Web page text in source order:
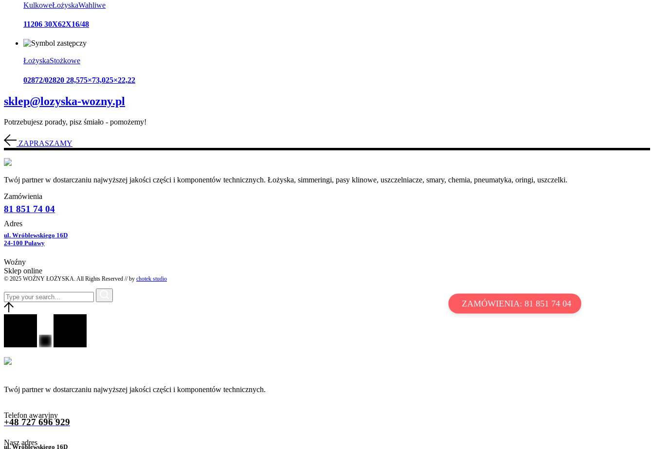
ZAMÓWIENIA: 81 851 74 04
KulkoweŁożyskaWahliwe
11206 30X62X16/48
ŁożyskaStożkowe
02872/02820 28,575×73,025×22,22
sklep@lozyska-wozny.pl
Potrzebujesz porady, pisz śmiało - pomożemy!
ZAPRASZAMY
Twój partner w dostarczaniu najwyższej jakości części i komponentów technicznych. Łożyska, simmeringi, pasy klinowe, uszczelniacze, smary, chemia, pneumatyka, oringi, uszczelki.
Zamówienia
81 851 74 04
Adres
ul. Wróblewskiego 16D
24-100 Puławy
Woźny
Sklep online
© 2025 WOŹNY ŁOŻYSKA. All Rights Reserved // by chotek studio
Twój partner w dostarczaniu najwyższej jakości części i komponentów technicznych.
Telefon awaryjny
+48 727 696 929
Nasz adres
ul. Wróblewskiego 16D